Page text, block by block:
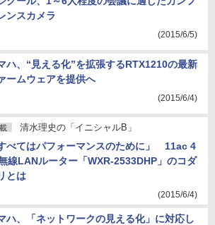
ンスカメラ
(2015/6/5)
ハ、“見える化”を拡張するRTX1210の最新
ームウェアを提供へ
(2015/6/4)
清水理史の「イニシャルB」
すべてはパフォーマンスのために」 11ac 4
線LANルーター「WXR-2533DHP」のコダ
とは
(2015/6/4)
ハ、「ネットワークの見える化」に対応し